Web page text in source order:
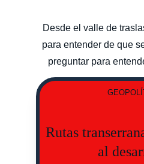
Desde el valle de
para entender de que
preguntar para
Rutas
al